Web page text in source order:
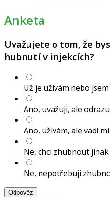
Anketa
Uvažujete o tom, že
hubnutí v injekcích?
Už je užívám nebo
Ano, uvažuji, ale
Ano, užívám, ale vadí
Ne, chci zhubnout jinak
Ne, nepotřebuji
Odpověz